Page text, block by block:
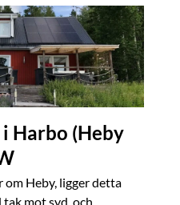
Harbo (Heby
om Heby, ligger detta
mot syd, och